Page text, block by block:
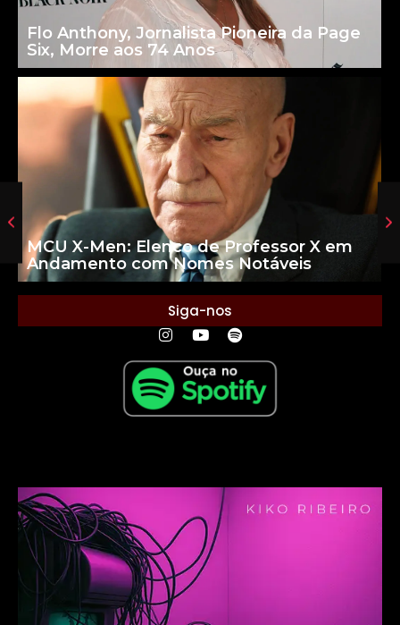
Flo Anthony, Jornalista Pioneira da Page
Six, Morre aos 74 Anos
MCU X-Men: Elenco de Professor X em
Andamento com Nomes Notáveis
Siga-nos